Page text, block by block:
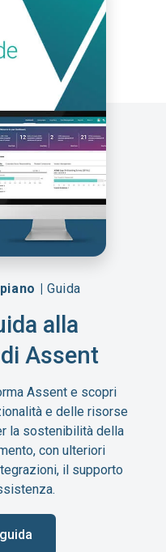
| Guida
alla
Assent
Assent e scopri
e delle risorse
la sostenibilità della
con ulteriori
il supporto